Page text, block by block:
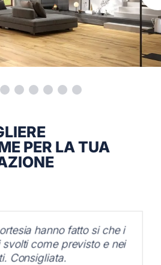
PER LA TUA
hanno fatto si che i
come previsto e nei
Consigliata.